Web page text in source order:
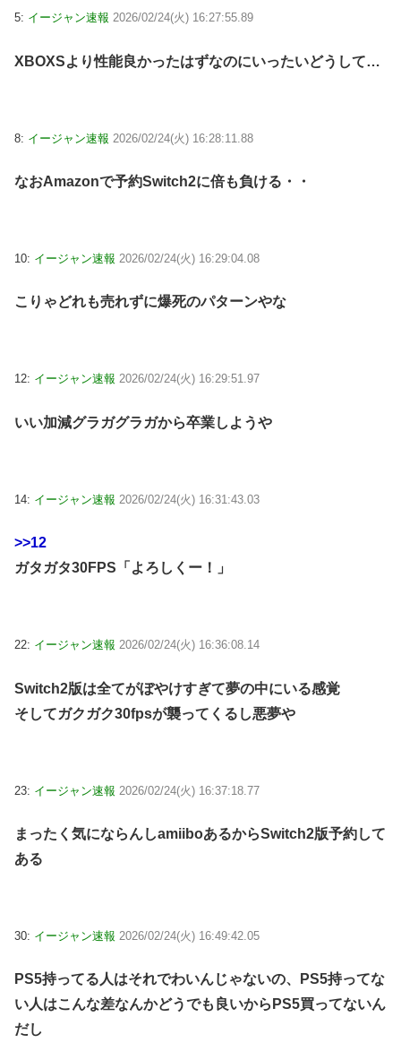
5: イージャン速報 2026/02/24(火) 16:27:55.89
XBOXSより性能良かったはずなのにいったいどうして…
8: イージャン速報 2026/02/24(火) 16:28:11.88
なおAmazonで予約Switch2に倍も負ける・・
10: イージャン速報 2026/02/24(火) 16:29:04.08
こりゃどれも売れずに爆死のパターンやな
12: イージャン速報 2026/02/24(火) 16:29:51.97
いい加減グラガグラガから卒業しようや
14: イージャン速報 2026/02/24(火) 16:31:43.03
>>12
ガタガタ30FPS「よろしくー！」
22: イージャン速報 2026/02/24(火) 16:36:08.14
Switch2版は全てがぼやけすぎて夢の中にいる感覚
そしてガクガク30fpsが襲ってくるし悪夢や
23: イージャン速報 2026/02/24(火) 16:37:18.77
まったく気にならんしamiiboあるからSwitch2版予約して
ある
30: イージャン速報 2026/02/24(火) 16:49:42.05
PS5持ってる人はそれでわいんじゃないの、PS5持ってな
い人はこんな差なんかどうでも良いからPS5買ってないん
だし